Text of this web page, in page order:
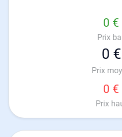
0 €
Prix
0 €
Prix
0 €
Prix